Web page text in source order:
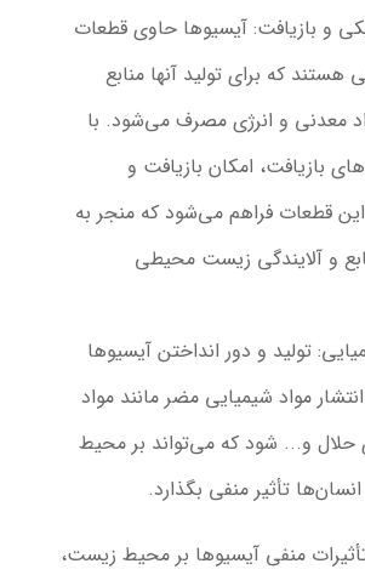
و بازیافت: آیسیوها حاوی قطعات
هستند که برای تولید آنها منابع
معدنی و انرژی مصرف می‌شود. با
بازیافت، امکان بازیافت و
قطعات فراهم می‌شود که منجر به
و آلایندگی زیست محیطی
تولید و دور انداختن آیسیوها
مواد شیمیایی مضر مانند مواد
و... شود که می‌تواند بر محیط
تأثیر منفی بگذارد.
منفی آیسیوها بر محیط زیست،